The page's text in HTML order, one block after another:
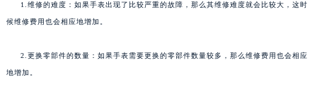
1.维修的难度：如果手表出现了比较严重的故障，那么其维修难度就会比较大，这时
候维修费用也会相应地增加。
2.更换零部件的数量：如果手表需要更换的零部件数量较多，那么维修费用也会相应
地增加。